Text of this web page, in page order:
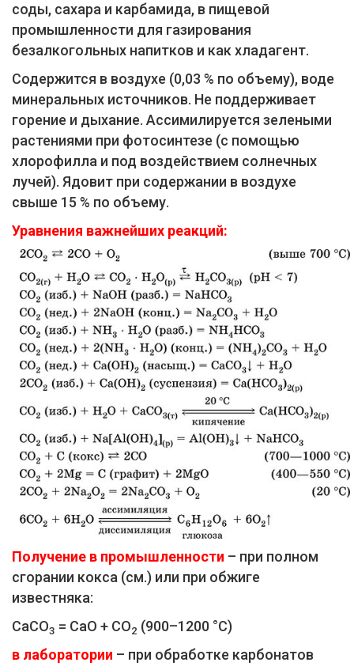
соды, сахара и карбамида, в пищевой
промышленности для газирования
безалкогольных напитков и как хладагент.
Содержится в воздухе (0,03 % по объему), воде
минеральных источников. Не поддерживает
горение и дыхание. Ассимилируется зелеными
растениями при фотосинтезе (с помощью
хлорофилла и под воздействием солнечных
лучей). Ядовит при содержании в воздухе
свыше 15 % по объему.
Уравнения важнейших реакций:
Получение в промышленности – при полном
сгорании кокса (см.) или при обжиге
известняка:
СаСO3 = СаО + СO2 (900–1200 °C)
в лаборатории – при обработке карбонатов